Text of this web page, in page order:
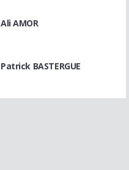
Ali AMOR
Patrick BASTERGUE